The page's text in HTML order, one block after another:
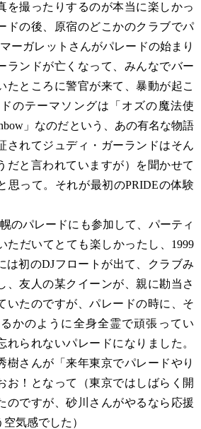
を撮ったりするのが本当に楽しかっ
ドの後、原宿のどこかのクラブでパ
ーガレットさんがパレードの始まり
ランドが亡くなって、みんなでバー
たところに警官が来て、暴動が起こ
のテーマソングは「オズの魔法使
」なのだという、あの有名な物語
されてジュディ・ガーランドはそん
だと言われていますが）を聞かせて
思って。それが最初のPRIDEの体験
のパレードにも参加して、パーティ
ただいてとても楽しかったし、1999
は初のDJフロートが出て、クラブみ
、友人の某クイーンが、親に勘当さ
いたのですが、パレードの時に、そ
かのように全身全霊で頑張ってい
られないパレードになりました。
樹さんが「来年東京でパレードやり
お！となって（東京ではしばらく開
のですが、砂川さんがやるなら応援
気感でした）